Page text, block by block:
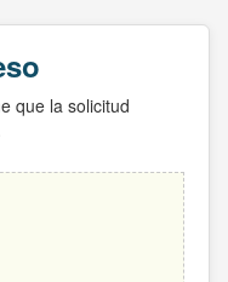
que la solicitud